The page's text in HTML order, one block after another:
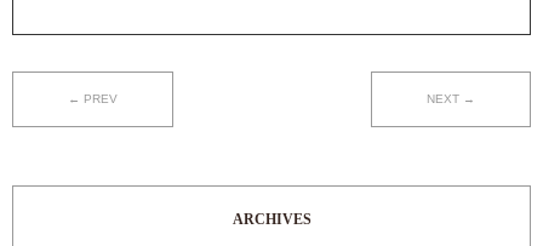
← PREV NEXT →
ARCHIVES